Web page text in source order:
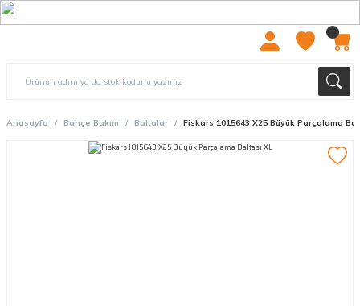
Anasayfa Bahçe Bakım Baltalar Fiskars 1015643 X25 Büyük Parçalama